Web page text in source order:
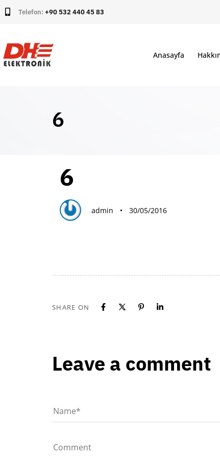
Telefon: +90 532 440 45 83
Anasayfa
6
IN:
6
admin
on:
30/05/2016
SHARE ON
Leave a comment